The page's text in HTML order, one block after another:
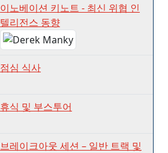
이노베이션 키노트 - 최신 위협 인
텔리전스 동향
점심 식사
휴식 및 부스투어
브레이크아웃 세션 – 일반 트랙 및